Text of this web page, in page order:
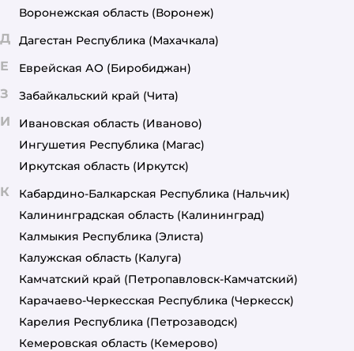
Воронежская область (Воронеж)
Д Дагестан Республика (Махачкала)
Е Еврейская АО (Биробиджан)
З Забайкальский край (Чита)
И Ивановская область (Иваново)
Ингушетия Республика (Магас)
Иркутская область (Иркутск)
К Кабардино-Балкарская Республика (Нальчик)
Калининградская область (Калининград)
Калмыкия Республика (Элиста)
Калужская область (Калуга)
Камчатский край (Петропавловск-Камчатский)
Карачаево-Черкесская Республика (Черкесск)
Карелия Республика (Петрозаводск)
Кемеровская область (Кемерово)